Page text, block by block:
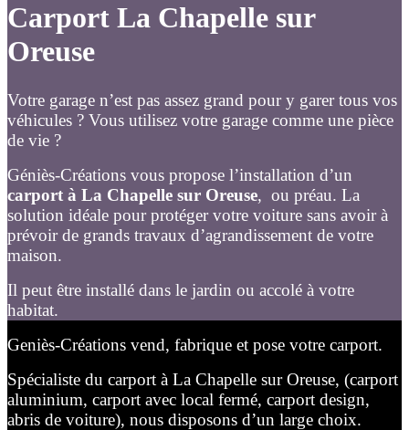
Carport La Chapelle sur
Oreuse
Votre garage n’est pas assez grand pour y garer tous vos
véhicules ? Vous utilisez votre garage comme une pièce
de vie ?
Géniès-Créations vous propose l’installation d’un
carport à La Chapelle sur Oreuse, ou préau. La
solution idéale pour protéger votre voiture sans avoir à
prévoir de grands travaux d’agrandissement de votre
maison.
Il peut être installé dans le jardin ou accolé à votre
habitat.
Geniès-Créations vend, fabrique et pose votre carport.
Spécialiste du carport à La Chapelle sur Oreuse, (carport
aluminium, carport avec local fermé, carport design,
abris de voiture), nous disposons d’un large choix.